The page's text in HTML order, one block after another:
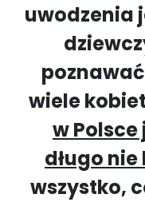
uwodzenia
wiele
w Polsce
długo nie
wszystko,